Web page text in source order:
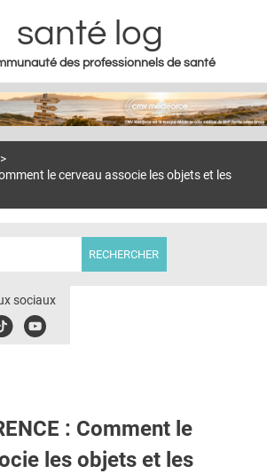
Jump to navigation
santé log
des professionnels de santé
SOIN À DOMICILE
>
le cerveau associe les objets et les
sociaux
Youbute
: Comment le
les objets et les